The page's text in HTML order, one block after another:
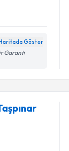
Göster
Garanti